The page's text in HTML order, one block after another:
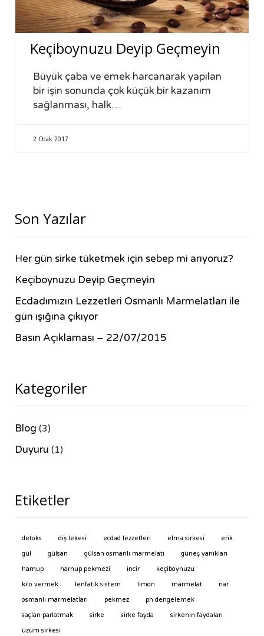
Keçiboynuzu Deyip Geçmeyin
Büyük çaba ve emek harcanarak yapılan
bir işin sonunda çok küçük bir kazanım
sağlanması, halk…
2 Ocak 2017
Son Yazılar
Her gün sirke tüketmek için sebep mi arıyoruz?
Keçiboynuzu Deyip Geçmeyin
Ecdadımızın Lezzetleri Osmanlı Marmelatları ile
gün ışığına çıkıyor
Basın Açıklaması – 22/07/2015
Kategoriler
Blog (3)
Duyuru (1)
Etiketler
detoks diş lekesi ecdad lezzetleri elma sirkesi
erik
gül
gülsan gülsan osmanlı marmelatı
güneş yanıkları
harnup
harnup pekmezi incir
keçiboynuzu
kilo vermek
lenfatik sistem limon marmelat
nar
osmanlı marmelatları
pekmez
ph dengelemek
saçları parlatmak
sirke sirke fayda
sirkenin faydaları
üzüm sirkesi